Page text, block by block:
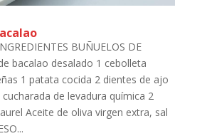
BUÑUELOS DE
bacalao desalado 1 cebolleta
1 patata cocida 2 dientes de ajo
de levadura química 2
Aceite de oliva virgen extra, sal